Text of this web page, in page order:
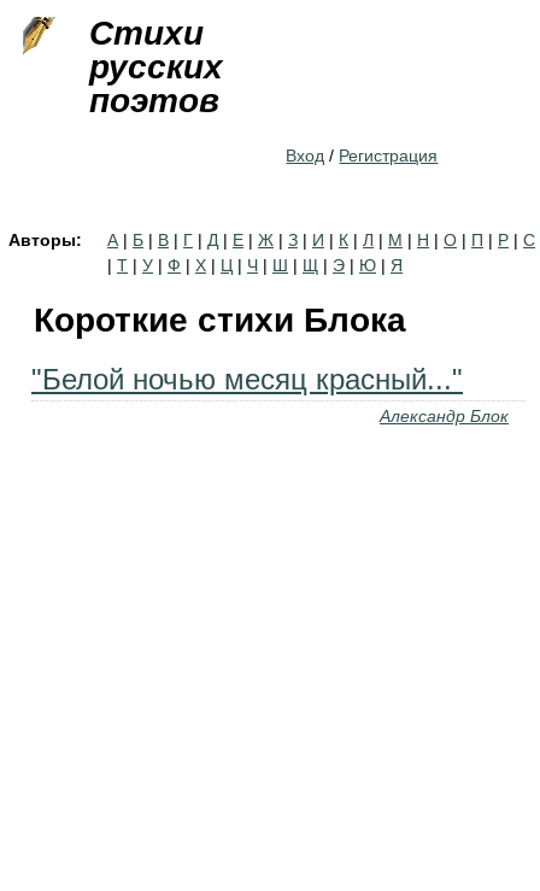
Стихи
русских
поэтов
Вход / Регистрация
Авторы: А | Б | В | Г | Д | Е | Ж | З | И | К | Л | М | Н | О | П | Р | С
| Т | У | Ф | Х | Ц | Ч | Ш | Щ | Э | Ю | Я
Короткие стихи Блока
"Белой ночью месяц красный..."
Александр Блок